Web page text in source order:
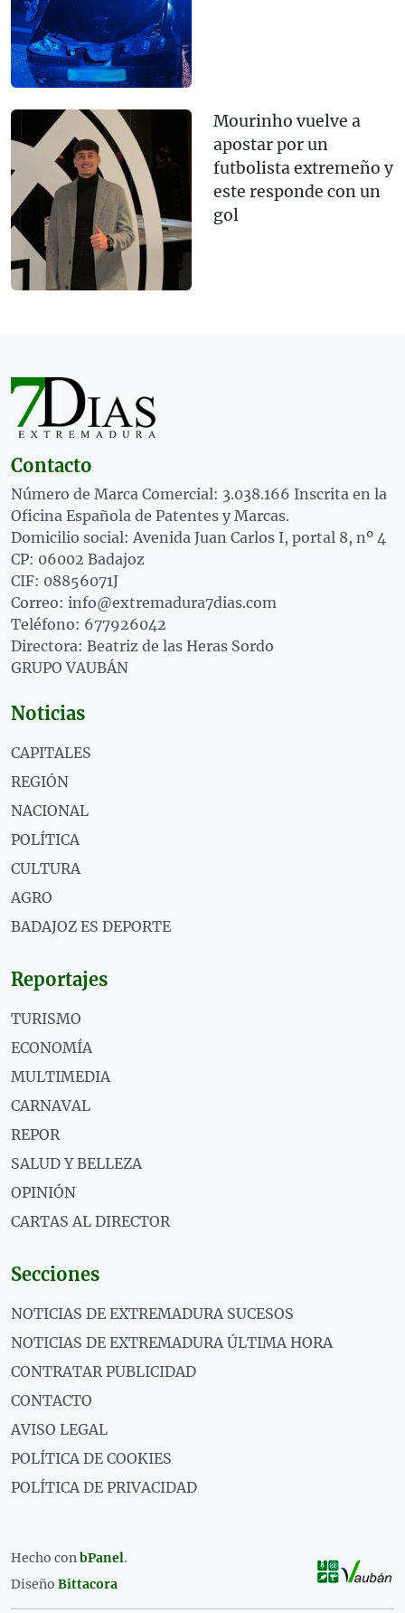
Mourinho vuelve a
apostar por un
futbolista extremeño y
este responde con un
gol
Contacto
Número de Marca Comercial: 3.038.166 Inscrita en la
Oficina Española de Patentes y Marcas.
Domicilio social: Avenida Juan Carlos I, portal 8, nº 4
CP: 06002 Badajoz
CIF: 08856071J
Correo: info@extremadura7dias.com
Teléfono: 677926042
Directora: Beatriz de las Heras Sordo
GRUPO VAUBÁN
Noticias
CAPITALES
REGIÓN
NACIONAL
POLÍTICA
CULTURA
AGRO
BADAJOZ ES DEPORTE
Reportajes
TURISMO
ECONOMÍA
MULTIMEDIA
CARNAVAL
REPOR
SALUD Y BELLEZA
OPINIÓN
CARTAS AL DIRECTOR
Secciones
NOTICIAS DE EXTREMADURA SUCESOS
NOTICIAS DE EXTREMADURA ÚLTIMA HORA
CONTRATAR PUBLICIDAD
CONTACTO
AVISO LEGAL
POLÍTICA DE COOKIES
POLÍTICA DE PRIVACIDAD
Hecho conbPanel.
Diseño Bittacora